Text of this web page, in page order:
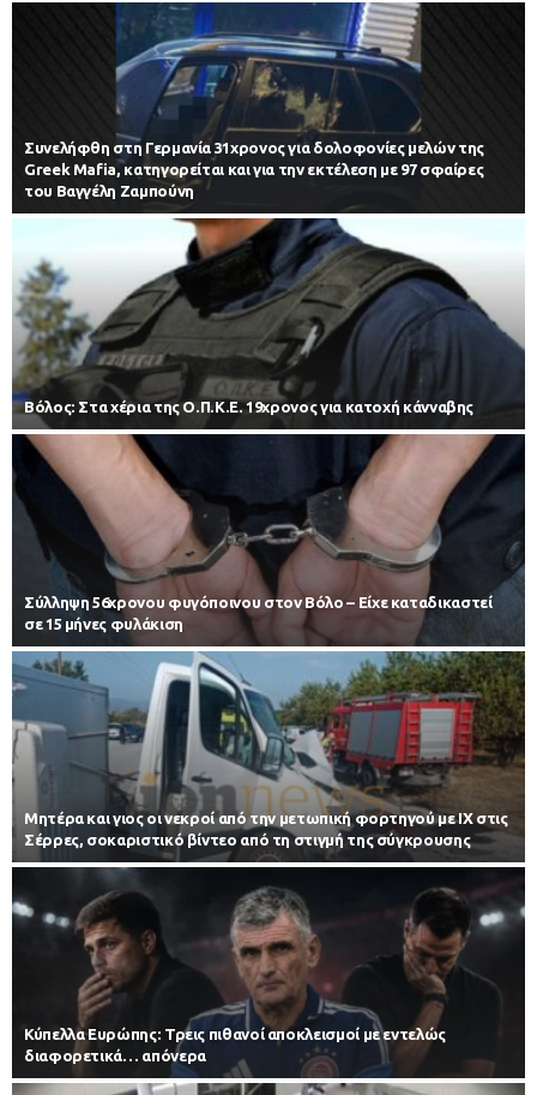
Συνελήφθη στη Γερμανία 31χρονος για δολοφονίες μελών της
Greek Mafia, κατηγορείται και για την εκτέλεση με 97 σφαίρες
του Βαγγέλη Ζαμπούνη
Βόλος: Στα χέρια της Ο.Π.Κ.Ε. 19χρονος για κατοχή κάνναβης
Σύλληψη 56χρονου φυγόποινου στον Βόλο – Είχε καταδικαστεί
σε 15 μήνες φυλάκιση
Μητέρα και γιος οι νεκροί από την μετωπική φορτηγού με ΙΧ στις
Σέρρες, σοκαριστικό βίντεο από τη στιγμή της σύγκρουσης
Κύπελλα Ευρώπης: Τρεις πιθανοί αποκλεισμοί με εντελώς
διαφορετικά… απόνερα